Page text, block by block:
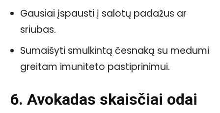
Gausiai įspausti į salotų padažus ar
sriubas.
Sumaišyti smulkintą česnaką su medumi
greitam imuniteto pastiprinimui.
6. Avokadas skaisčiai odai